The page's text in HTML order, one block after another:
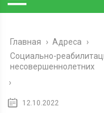
Главная › Адреса
›
Социально-
несовершеннолетних
›
12.10.2022